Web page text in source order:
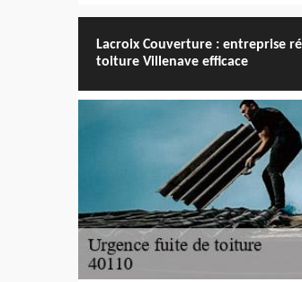
Lacroix Couverture : entreprise
toiture Villenave efficace